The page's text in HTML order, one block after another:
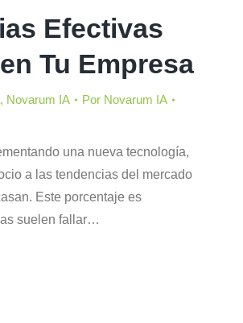
Efectivas
Tu Empresa
, Novarum IA Por Novarum IA
una nueva tecnología,
a las tendencias del mercado
Este porcentaje es
suelen fallar…